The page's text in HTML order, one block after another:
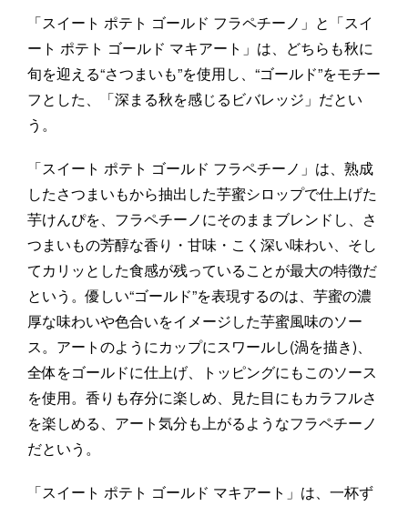
「スイート ポテト ゴールド フラペチーノ」と「スイ
ート ポテト ゴールド マキアート」は、どちらも秋に
旬を迎える“さつまいも”を使用し、“ゴールド”をモチー
フとした、「深まる秋を感じるビバレッジ」だとい
う。
「スイート ポテト ゴールド フラペチーノ」は、熟成
したさつまいもから抽出した芋蜜シロップで仕上げた
芋けんぴを、フラペチーノにそのままブレンドし、さ
つまいもの芳醇な香り・甘味・こく深い味わい、そし
てカリッとした食感が残っていることが最大の特徴だ
という。優しい“ゴールド”を表現するのは、芋蜜の濃
厚な味わいや色合いをイメージした芋蜜風味のソー
ス。アートのようにカップにスワールし(渦を描き)、
全体をゴールドに仕上げ、トッピングにもこのソース
を使用。香りも存分に楽しめ、見た目にもカラフルさ
を楽しめる、アート気分も上がるようなフラペチーノ
だという。
「スイート ポテト ゴールド マキアート」は、一杯ず